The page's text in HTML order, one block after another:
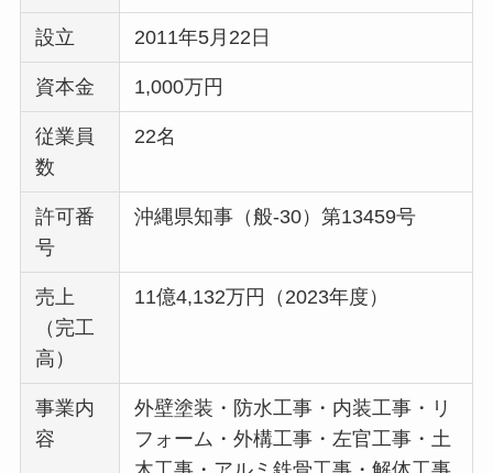
設立 2011年5月22日
資本金 1,000万円
従業員
数
22名
許可番
号
沖縄県知事（般-30）第13459号
売上
（完工
高）
11億4,132万円（2023年度）
事業内
容
外壁塗装・防水工事・内装工事・リ
フォーム・外構工事・左官工事・土